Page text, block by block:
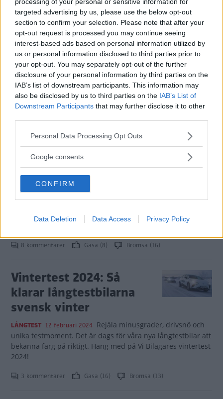
targeted advertising by us, please use the below opt-out
section to confirm your selection. Please note that after your
opt-out request is processed you may continue seeing
interest-based ads based on personal information utilized by
us or personal information disclosed to third parties prior to
your opt-out. You may separately opt-out of the further
disclosure of your personal information by third parties on the
IAB’s list of downstream participants. This information may
also be disclosed by us to third parties on the IAB’s List of
Downstream Participants that may further disclose it to other
Please note that this website/app uses one or more Google
not limited to your visit or usage behaviour. You may click to
use your data for below specified purposes in below Google
consent section.
Personal Data Processing Opt Outs
Google consents
CONFIRM
Data Deletion Data Access Privacy Policy
Mercedes E-klass:
Perfekt långresenär
LÅNGTEST 6 mars 2024
När det här skrivs är året inne på sin
andra månad och jag på årets första långtestbil. Med risk
för att framstå som oprofessionell: Mercedes E 200 är årets
bästa långtestbil!
Testförarnas dom: ”MG
4 är rent ut sagt farlig
på vinterväg”
LÅNGTEST 13 februari 2024
efter årets vintertest. Men de två japanerna klarar
utmaningen desto bättre.
8 kommentarer Gasa (8) Bromsa (16)
Vintertest 2024: Så
klarar långtestbilarna
svensk vinter
LÅNGTEST 12 februari 2024 Rejäla minusgrader, drivsnö och
unika testmoment. Det är dags för våra nya långtestbilar att
bekänna färg på riktigt. Häng med på Vi Bilägares vintertest
2024!
3 kommentarer Gasa (16) Bromsa (13)